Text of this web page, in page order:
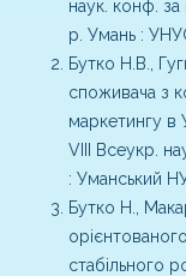
наук. конф.
р. Умань :
Бутко Н.В.,
споживача з
маркетингу в
VІІІ Всеукр.
: Уманський
Бутко Н.,
стабільного